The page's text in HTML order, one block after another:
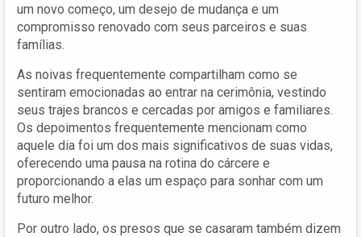
um novo começo, um desejo de mudança e um
compromisso renovado com seus parceiros e suas
famílias.
As noivas frequentemente compartilham como se
sentiram emocionadas ao entrar na cerimônia, vestindo
seus trajes brancos e cercadas por amigos e familiares.
Os depoimentos frequentemente mencionam como
aquele dia foi um dos mais significativos de suas vidas,
oferecendo uma pausa na rotina do cárcere e
proporcionando a elas um espaço para sonhar com um
futuro melhor.
Por outro lado, os presos que se casaram também dizem